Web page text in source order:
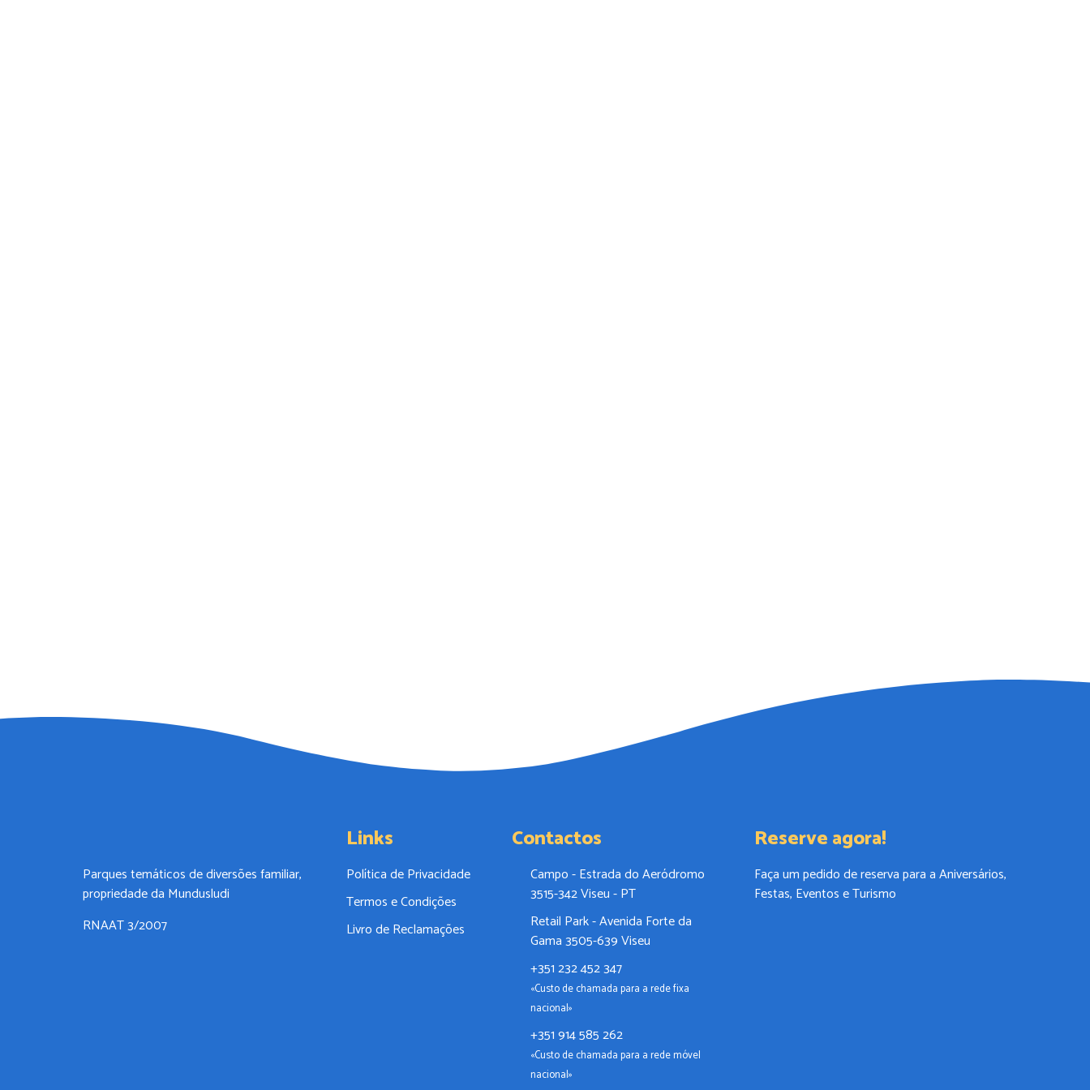
Parques temáticos de diversões familiar,
propriedade da Mundusludi
RNAAT 3/2007
Links
Política de Privacidade
Termos e Condições
Livro de Reclamações
Contactos
Campo - Estrada do Aeródromo
3515-342 Viseu - PT
Retail Park - Avenida Forte da
Gama 3505-639 Viseu
+351 232 452 347
«Custo de chamada para a rede fixa
nacional»
+351 914 585 262
«Custo de chamada para a rede móvel
nacional»
Reserve agora!
Faça um pedido de reserva para a Aniversários,
Festas, Eventos e Turismo